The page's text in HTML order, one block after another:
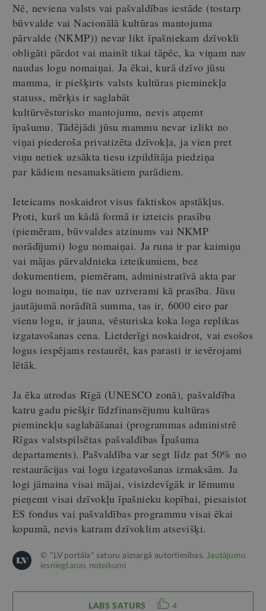
Nē, neviena valsts vai pašvaldības iestāde (tostarp
būvvalde vai Nacionālā kultūras mantojuma
pārvalde (NKMP)) nevar likt īpašniekam dzīvokli
obligāti pārdot vai mainīt tikai tāpēc, ka viņam nav
naudas logu nomaiņai. Ja ēkai, kurā dzīvo jūsu
mamma, ir piešķirts valsts kultūras pieminekļa
statuss, mērķis ir saglabāt
kultūrvēsturisko mantojumu, nevis atņemt
īpašumu. Tādējādi jūsu mammu nevar izlikt no
viņai piederoša privatizēta dzīvokļa, ja vien pret
viņu netiek uzsākta tiesu izpildītāja piedziņa
par kādiem nesamaksātiem parādiem.
Ieteicams noskaidrot visus faktiskos apstākļus.
Proti, kurš un kādā formā ir izteicis prasību
(piemēram, būvvaldes atzinums vai NKMP
norādījumi) logu nomaiņai. Ja runa ir par kaimiņu
vai mājas pārvaldnieka izteikumiem, bez
dokumentiem, piemēram, administratīvā akta par
logu nomaiņu, tie nav uztverami kā prasība. Jūsu
jautājumā norādītā summa, tas ir, 6000 eiro par
vienu logu, ir jauna, vēsturiska koka loga replikas
izgatavošanas cena. Lietderīgi noskaidrot, vai esošos
logus iespējams restaurēt, kas parasti ir ievērojami
lētāk.
Ja ēka atrodas Rīgā (UNESCO zonā), pašvaldība
katru gadu piešķir līdzfinansējumu kultūras
pieminekļu saglabāšanai (programmas administrē
Rīgas valstspilsētas pašvaldības Īpašuma
departaments). Pašvaldība var segt līdz pat 50% no
restaurācijas vai logu izgatavošanas izmaksām. Ja
logi jāmaina visai mājai, visizdevīgāk ir lēmumu
pieņemt visai dzīvokļu īpašnieku kopībai, piesaistot
ES fondus vai pašvaldības programmu visai ēkai
kopumā, nevis katram dzīvoklim atsevišķi.
© "LV portāla" saturu aizsargā autortiesības.Jautājumu
iesniegšanas noteikumi
LABS SATURS 4